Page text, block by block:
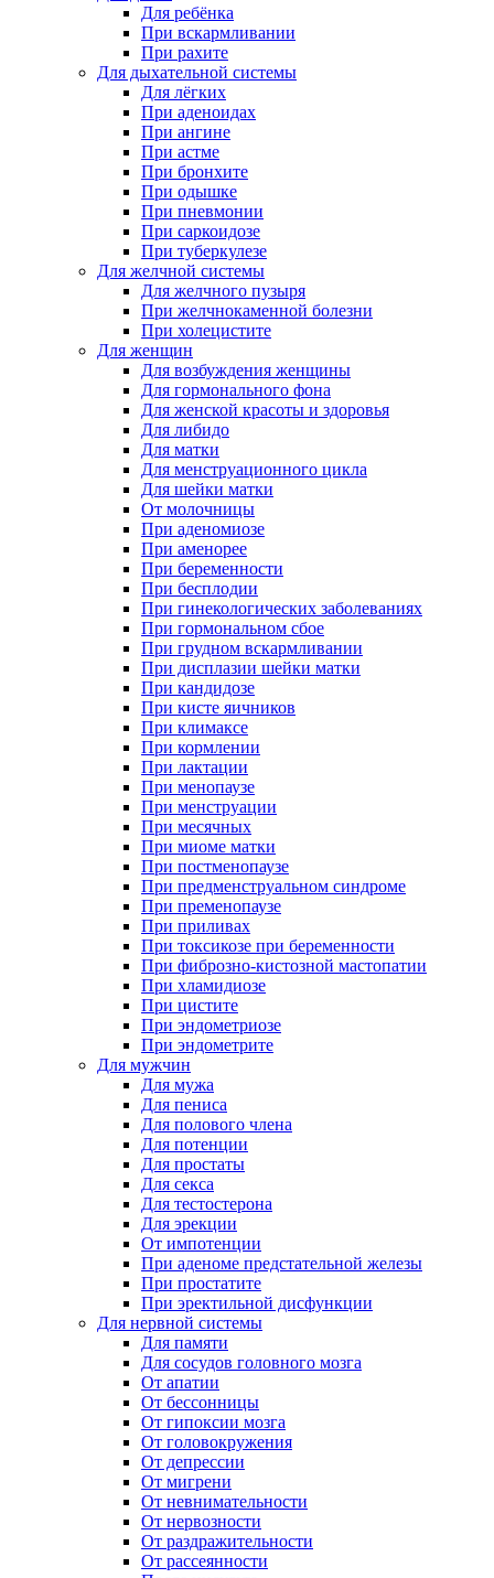
Для ребёнка
При вскармливании
При рахите
Для дыхательной системы
Для лёгких
При аденоидах
При ангине
При астме
При бронхите
При одышке
При пневмонии
При саркоидозе
При туберкулезе
Для желчной системы
Для желчного пузыря
При желчнокаменной болезни
При холецистите
Для женщин
Для возбуждения женщины
Для гормонального фона
Для женской красоты и здоровья
Для либидо
Для матки
Для менструационного цикла
Для шейки матки
От молочницы
При аденомиозе
При аменорее
При беременности
При бесплодии
При гинекологических заболеваниях
При гормональном сбое
При грудном вскармливании
При дисплазии шейки матки
При кандидозе
При кисте яичников
При климаксе
При кормлении
При лактации
При менопаузе
При менструации
При месячных
При миоме матки
При постменопаузе
При предменструальном синдроме
При пременопаузе
При приливах
При токсикозе при беременности
При фиброзно-кистозной мастопатии
При хламидиозе
При цистите
При эндометриозе
При эндометрите
Для мужчин
Для мужа
Для пениса
Для полового члена
Для потенции
Для простаты
Для секса
Для тестостерона
Для эрекции
От импотенции
При аденоме предстательной железы
При простатите
При эректильной дисфункции
Для нервной системы
Для памяти
Для сосудов головного мозга
От апатии
От бессонницы
От гипоксии мозга
От головокружения
От депрессии
От мигрени
От невнимательности
От нервозности
От раздражительности
От рассеянности